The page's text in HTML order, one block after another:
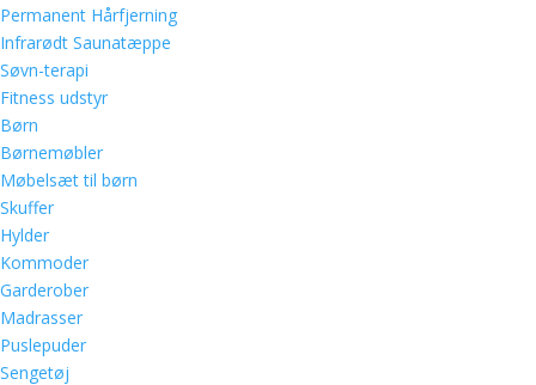
Permanent Hårfjerning
Infrarødt Saunatæppe
Søvn-terapi
Fitness udstyr
Børn
Børnemøbler
Møbelsæt til børn
Skuffer
Hylder
Kommoder
Garderober
Madrasser
Puslepuder
Sengetøj